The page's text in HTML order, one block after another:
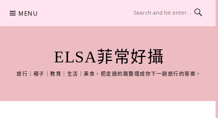
content
MENU
ELSA菲常好攝
旅行｜親子｜教育｜生活｜美食，把走過的路整理成你下一趟旅行的答案。